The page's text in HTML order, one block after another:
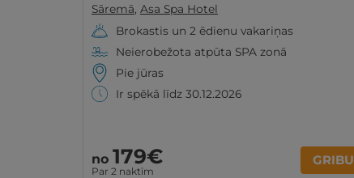
Sāremā, Asa Spa Hotel
Brokastis un 2 ēdienu vakariņas
Neierobežota atpūta SPA zonā
Pie jūras
Ir spēkā līdz 30.12.2026
no 179€
Par 2 naktīm
GRIBU